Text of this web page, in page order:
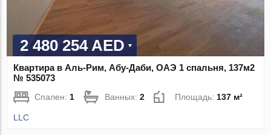
2 480 254 AED
Квартира в Аль-Рим, Абу-Даби, ОАЭ 1 спальня, 137м2
№ 535073
Спален: 1 Ванных:2 Площадь: 137 м²
LLC